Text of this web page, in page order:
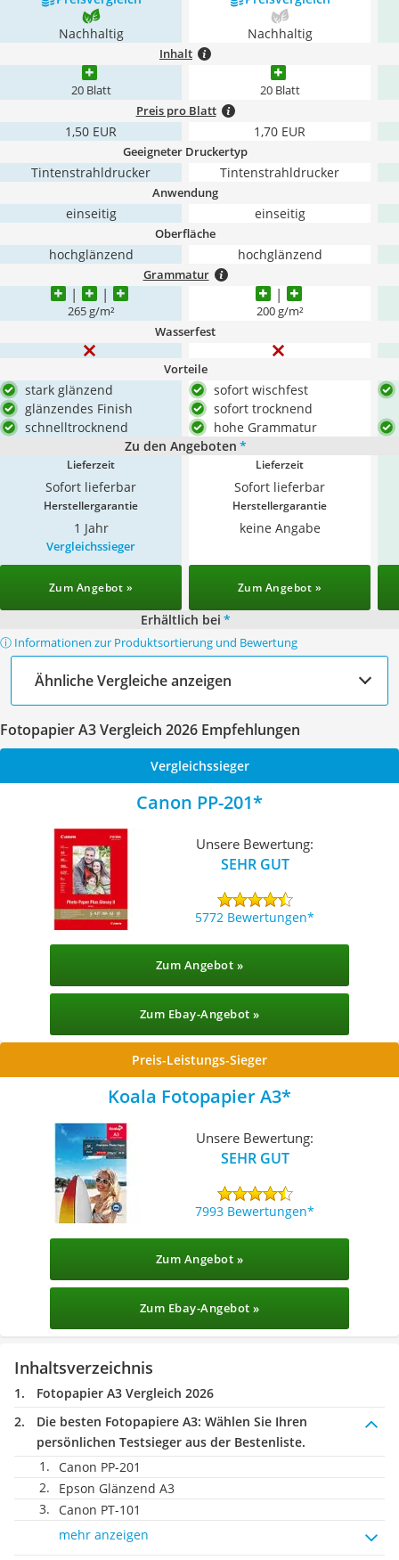
Nachhaltig Nachhaltig
Inhalt
20 Blatt 20 Blatt
Preis pro Blatt
1,50 EUR 1,70 EUR
Geeigneter Druckertyp
Tintenstrahldrucker Tintenstrahldrucker
Anwendung
einseitig einseitig
Oberfläche
hochglänzend hochglänzend
Grammatur
265 g/m² 200 g/m²
Wasserfest
Vorteile
stark glänzend
glänzendes Finish
schnelltrocknend
sofort wischfest
sofort trocknend
hohe Grammatur
Zu den Angeboten *
Lieferzeit
Sofort lieferbar
Lieferzeit
Sofort lieferbar
Herstellergarantie
1 Jahr
Herstellergarantie
keine Angabe
Vergleichssieger
Zum Angebot » Zum Angebot »
Erhältlich bei *
ⓘ Informationen zur Produktsortierung und Bewertung
Ähnliche Vergleiche anzeigen
Fotopapier A3 Vergleich 2026 Empfehlungen
Vergleichssieger
Canon PP-201
Unsere Bewertung:
SEHR GUT
5772 Bewertungen
Zum Angebot »
Zum Ebay-Angebot »
Preis-Leistungs-Sieger
Koala Fotopapier A3
Unsere Bewertung:
SEHR GUT
7993 Bewertungen
Zum Angebot »
Zum Ebay-Angebot »
Inhaltsverzeichnis
Fotopapier A3 Vergleich 2026
Die besten Fotopapiere A3: Wählen Sie Ihren
persönlichen Testsieger aus der Bestenliste.
Canon PP-201
Epson Glänzend A3
Canon PT-101
mehr anzeigen